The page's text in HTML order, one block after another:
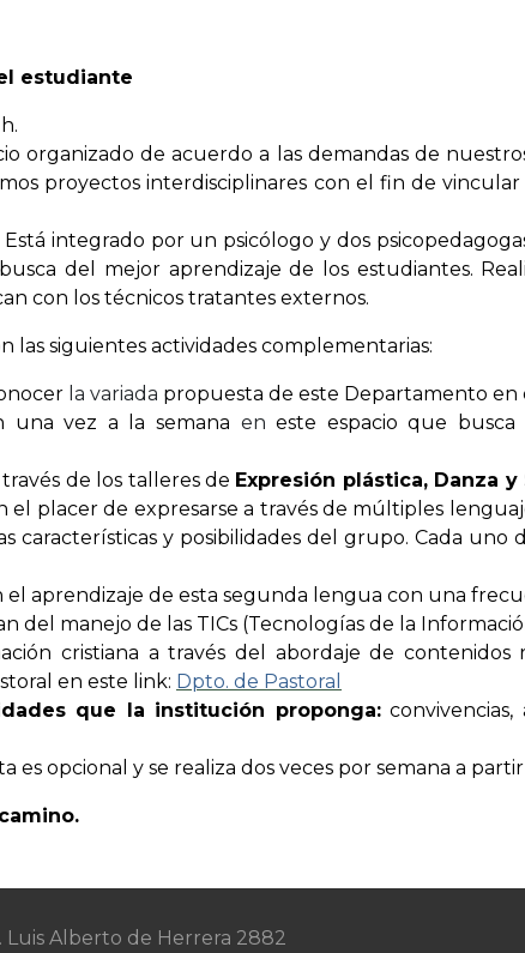
estudiante
organizado de acuerdo a las demandas de
proyectos interdisciplinares con el fin de
integrado por un psicólogo y dos
del mejor aprendizaje de los estudiantes.
con los técnicos tratantes externos.
siguientes actividades complementarias:
la variada propuesta de este Departamento en
una vez a la semana en este espacio que
través de los talleres de Expresión plástica, Danza y
placer de expresarse a través de múltiples
características y posibilidades del grupo. Cada
aprendizaje de esta segunda lengua con una
del manejo de las TICs (Tecnologías de la
cristiana a través del abordaje de
en este link: Dpto. de Pastoral
que la institución proponga:convivencias,
es opcional y se realiza dos veces por semana a partir
Luis Alberto de Herrera 2882